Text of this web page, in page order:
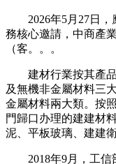
2026年5月27日，
務核心邀請，中商產
（客。。。
建材行業按其產品
及無機非金屬材料三
金屬材料兩大類。按
門歸口办理的建建材
泥、平板玻璃、建建
2018年9月，工信